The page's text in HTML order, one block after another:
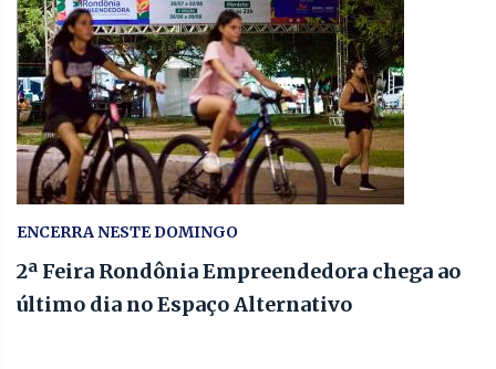
ENCERRA NESTE DOMINGO
2ª Feira Rondônia Empreendedora chega ao
último dia no Espaço Alternativo